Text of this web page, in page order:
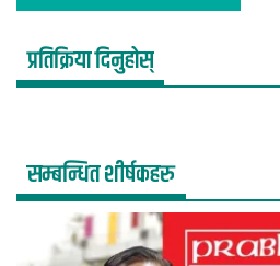
प्रतिक्रिया दिनुहोस्
सम्बन्धित शीर्षकहरु